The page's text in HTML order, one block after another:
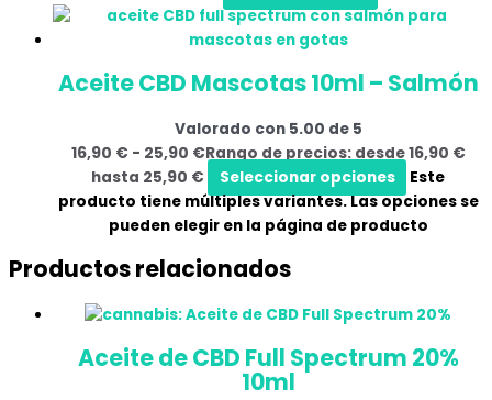
Aceite CBD Mascotas 10ml – Salmón
Valorado con 5.00 de 5
16,90 € - 25,90 €Rango de precios: desde 16,90 €
hasta 25,90 €
Seleccionar opciones
Este
producto tiene múltiples variantes. Las opciones se
pueden elegir en la página de producto
Productos relacionados
Aceite de CBD Full Spectrum 20%
10ml